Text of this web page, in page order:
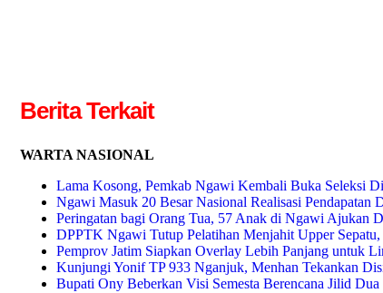
Berita Terkait
WARTA NASIONAL
Lama Kosong, Pemkab Ngawi Kembali Buka Seleksi
Ngawi Masuk 20 Besar Nasional Realisasi Pendapatan
Peringatan bagi Orang Tua, 57 Anak di Ngawi Ajukan
DPPTK Ngawi Tutup Pelatihan Menjahit Upper
Pemprov Jatim Siapkan Overlay Lebih Panjang untuk
Kunjungi Yonif TP 933 Nganjuk, Menhan Tekankan
Bupati Ony Beberkan Visi Semesta Berencana Jilid